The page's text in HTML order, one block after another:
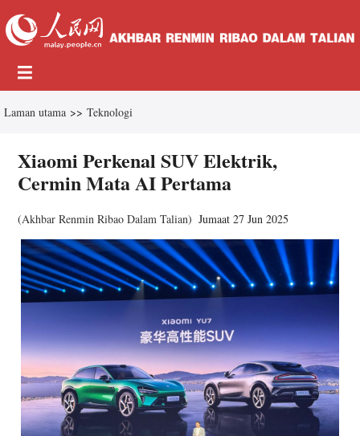
Laman utama >> Teknologi
Xiaomi Perkenal SUV Elektrik,
Cermin Mata AI Pertama
(Akhbar Renmin Ribao Dalam Talian) Jumaat 27 Jun 2025